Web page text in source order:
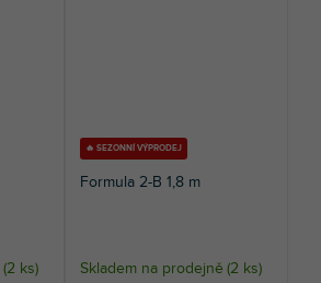
(2 ks)
🔥 SEZONNÍ VÝPRODEJ
Formula 2-B 1,8 m
Skladem na prodejně (2 ks)